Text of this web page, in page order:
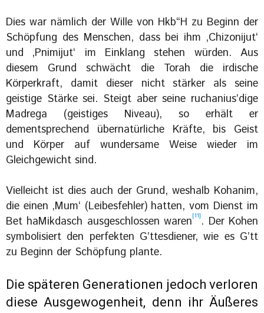
Dies war nämlich der Wille von Hkb“H zu Beginn der
Schöpfung des Menschen, dass bei ihm ‚Chizonijut‘
und ‚Pnimijut‘ im Einklang stehen würden. Aus
diesem Grund schwächt die Torah die irdische
Körperkraft, damit dieser nicht stärker als seine
geistige Stärke sei. Steigt aber seine ruchanius’dige
Madrega (geistiges Niveau), so erhält er
dementsprechend übernatürliche Kräfte, bis Geist
und Körper auf wundersame Weise wieder im
Gleichgewicht sind.
Vielleicht ist dies auch der Grund, weshalb Kohanim,
die einen ‚Mum‘ (Leibesfehler) hatten, vom Dienst im
Bet haMikdasch ausgeschlossen waren[11] . Der Kohen
symbolisiert den perfekten G’ttesdiener, wie es G’tt
zu Beginn der Schöpfung plante.
Die späteren Generationen jedoch verloren
diese Ausgewogenheit, denn ihr Äußeres